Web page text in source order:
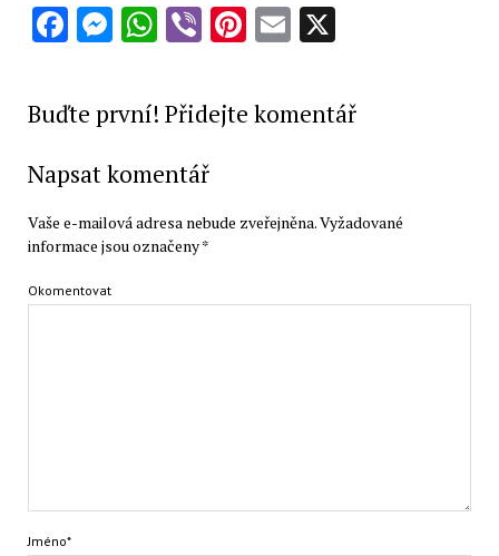
Facebook
Messenger
WhatsApp
ViberPinterest
Email
X
Buďte první! Přidejte komentář
Napsat komentář
Vaše e-mailová adresa nebude zveřejněna.Vyžadované
informace jsou označeny*
Okomentovat
Jméno*